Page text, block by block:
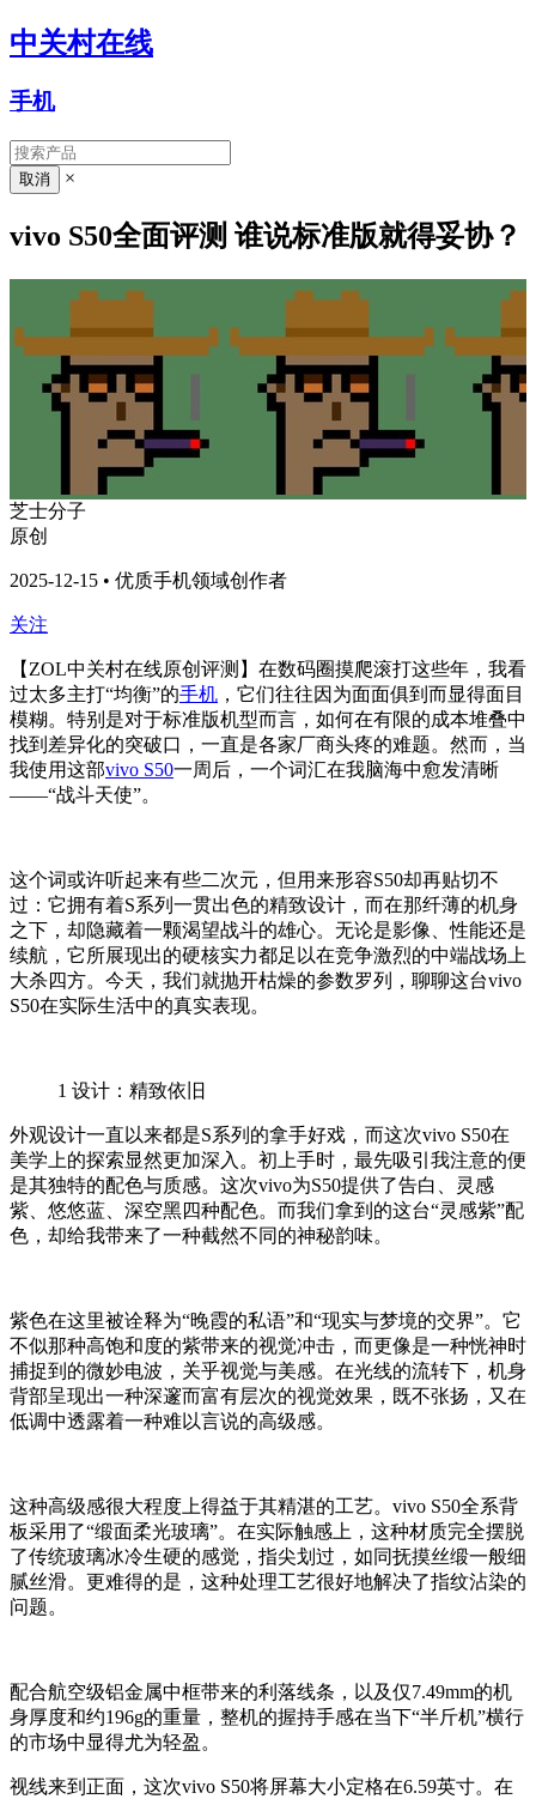
中关村在线
手机
×
vivo S50全面评测 谁说标准版就得妥协？
芝士分子
原创
2025-12-15 • 优质手机领域创作者
关注
【ZOL中关村在线原创评测】在数码圈摸爬滚打这些年，我看
过太多主打“均衡”的手机 ，它们往往因为面面俱到而显得面目
模糊。特别是对于标准版机型而言，如何在有限的成本堆叠中
找到差异化的突破口，一直是各家厂商头疼的难题。然而，当
我使用这部vivo S50一周后，一个词汇在我脑海中愈发清晰
——“战斗天使”。
这个词或许听起来有些二次元，但用来形容S50却再贴切不
过：它拥有着S系列一贯出色的精致设计，而在那纤薄的机身
之下，却隐藏着一颗渴望战斗的雄心。无论是影像、性能还是
续航，它所展现出的硬核实力都足以在竞争激烈的中端战场上
大杀四方。今天，我们就抛开枯燥的参数罗列，聊聊这台vivo
S50在实际生活中的真实表现。
1 设计：精致依旧
外观设计一直以来都是S系列的拿手好戏，而这次vivo S50在
美学上的探索显然更加深入。初上手时，最先吸引我注意的便
是其独特的配色与质感。这次vivo为S50提供了告白、灵感
紫、悠悠蓝、深空黑四种配色。而我们拿到的这台“灵感紫”配
色，却给我带来了一种截然不同的神秘韵味。
紫色在这里被诠释为“晚霞的私语”和“现实与梦境的交界”。它
不似那种高饱和度的紫带来的视觉冲击，而更像是一种恍神时
捕捉到的微妙电波，关乎视觉与美感。在光线的流转下，机身
背部呈现出一种深邃而富有层次的视觉效果，既不张扬，又在
低调中透露着一种难以言说的高级感。
这种高级感很大程度上得益于其精湛的工艺。vivo S50全系背
板采用了“缎面柔光玻璃”。在实际触感上，这种材质完全摆脱
了传统玻璃冰冷生硬的感觉，指尖划过，如同抚摸丝缎一般细
腻丝滑。更难得的是，这种处理工艺很好地解决了指纹沾染的
问题。
配合航空级铝金属中框带来的利落线条，以及仅7.49mm的机
身厚度和约196g的重量，整机的握持手感在当下“半斤机”横行
的市场中显得尤为轻盈。
视线来到正面，这次vivo S50将屏幕大小定格在6.59英寸。在